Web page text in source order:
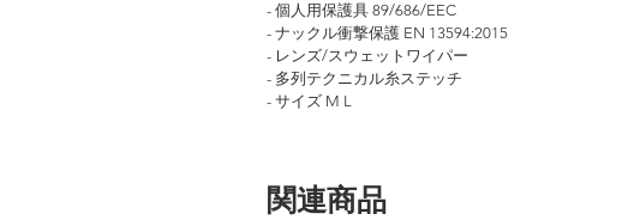
- 個人用保護具 89/686/EEC
- ナックル衝撃保護 EN 13594:2015
- レンズ/スウェットワイパー
- 多列テクニカル糸ステッチ
- サイズ M L
関連商品